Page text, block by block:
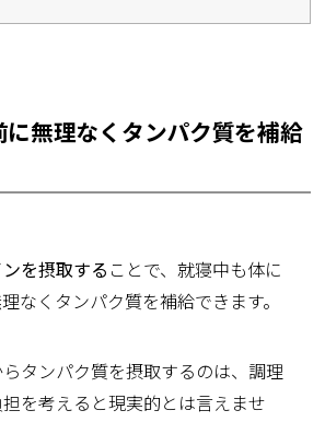
無理なくタンパク質を補給
を摂取する ことで、就寝中も体に
なくタンパク質を補給できます。
タンパク質を摂取するのは、調理
を考えると現実的とは言えませ